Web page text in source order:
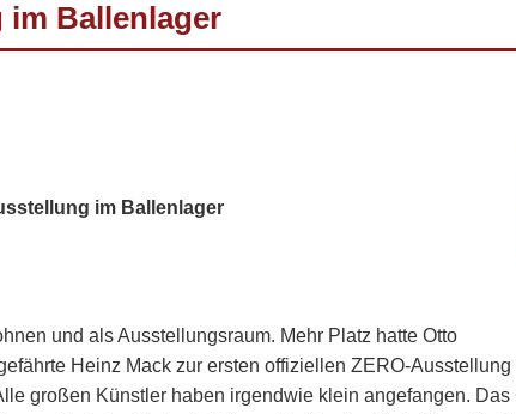
im Ballenlager
im Ballenlager
und als Ausstellungsraum. Mehr Platz hatte Otto
Heinz Mack zur ersten offiziellen ZERO-
großen Künstler haben irgendwie klein angefangen.